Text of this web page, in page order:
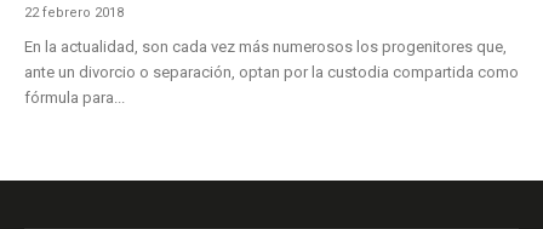
22 febrero 2018
En la actualidad, son cada vez más numerosos los progenitores que,
ante un divorcio o separación, optan por la custodia compartida como
fórmula para...